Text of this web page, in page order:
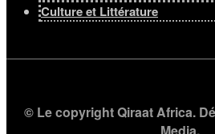
Culture et Littérature
© Le copyright Qiraat Africa.